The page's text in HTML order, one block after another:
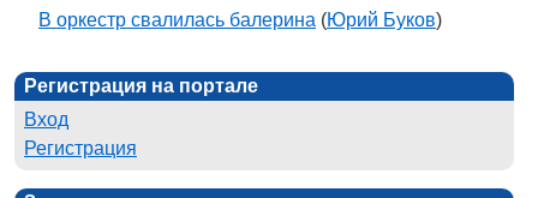
В оркестр свалилась балерина (Юрий Буков)
Регистрация на портале
Вход
Регистрация